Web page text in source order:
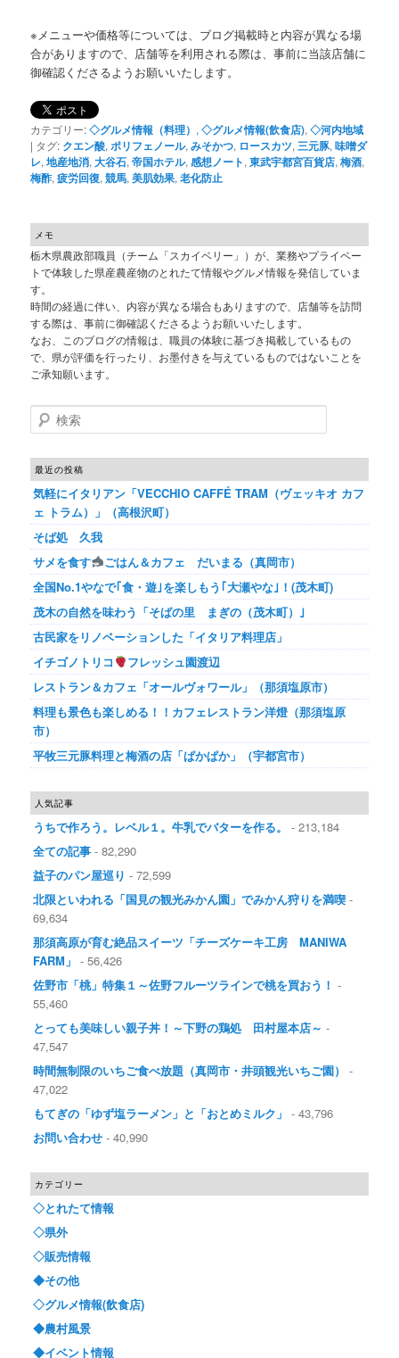
※メニューや価格等については、ブログ掲載時と内容が異なる場
合がありますので、店舗等を利用される際は、事前に当該店舗に
御確認くださるようお願いいたします。
カテゴリー:◇グルメ情報（料理） ,◇グルメ情報(飲食店),◇河内地域
| タグ: クエン酸, ポリフェノール,みそかつ, ロースカツ, 三元豚,味噌ダ
レ,地産地消,大谷石,帝国ホテル,感想ノート,東武宇都宮百貨店,梅酒,
梅酢,疲労回復,競馬,美肌効果,老化防止
メモ
栃木県農政部職員（チーム「スカイベリー」）が、業務やプライベー
トで体験した県産農産物のとれたて情報やグルメ情報を発信していま
す。
時間の経過に伴い、内容が異なる場合もありますので、店舗等を訪問
する際は、事前に御確認くださるようお願いいたします。
なお、このブログの情報は、職員の体験に基づき掲載しているもの
で、県が評価を行ったり、お墨付きを与えているものではないことを
ご承知願います。
検索
最近の投稿
気軽にイタリアン「VECCHIO CAFFÉ TRAM（ヴェッキオ カフ
ェ トラム）」（高根沢町）
そば処 久我
サメを食す
ごはん＆カフェ だいまる（真岡市）
全国No.1やなで｢食・遊｣を楽しもう｢大瀬やな｣！(茂木町)
茂木の自然を味わう「そばの里 まぎの（茂木町）｣
古民家をリノベーションした「イタリア料理店」
イチゴノトリコ
フレッシュ園渡辺
レストラン＆カフェ「オールヴォワール」（那須塩原市）
料理も景色も楽しめる！！カフェレストラン洋燈（那須塩原
市）
平牧三元豚料理と梅酒の店「ぱかぱか」（宇都宮市）
人気記事
うちで作ろう。レベル１。牛乳でバターを作る。
- 213,184
全ての記事 - 82,290
益子のパン屋巡り - 72,599
北限といわれる「国見の観光みかん園」でみかん狩りを満喫 -
69,634
那須高原が育む絶品スイーツ「チーズケーキ工房 MANIWA
FARM」 - 56,426
佐野市「桃」特集１～佐野フルーツラインで桃を買おう！ -
55,460
とっても美味しい親子丼！～下野の鶏処 田村屋本店～ -
47,547
時間無制限のいちご食べ放題（真岡市・井頭観光いちご園）
-
47,022
もてぎの「ゆず塩ラーメン」と「おとめミルク」 - 43,796
お問い合わせ - 40,990
カテゴリー
◇とれたて情報
◇県外
◇販売情報
◆その他
◇グルメ情報(飲食店)
◆農村風景
◆イベント情報